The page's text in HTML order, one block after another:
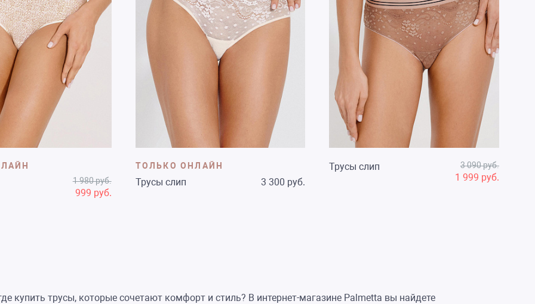
1 980 руб.
999 руб.
ТОЛЬКО ОНЛАЙН
Трусы слип 3 300 руб.
Трусы слип 3 090 руб.
1 999 руб.
купить трусы, которые сочетают комфорт и стиль? В интернет-магазине Palmetta вы найдете